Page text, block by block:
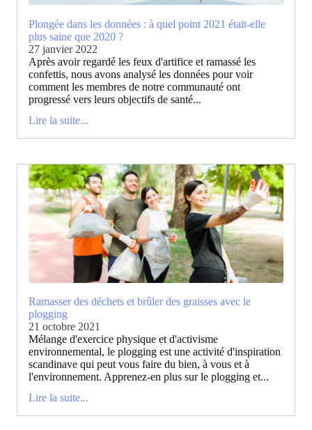
Plongée dans les données : à quel point 2021 était-elle
plus saine que 2020 ?
27 janvier 2022
Après avoir regardé les feux d'artifice et ramassé les
confettis, nous avons analysé les données pour voir
comment les membres de notre communauté ont
progressé vers leurs objectifs de santé...
Lire la suite...
Ramasser des déchets et brûler des graisses avec le
plogging
21 octobre 2021
Mélange d'exercice physique et d'activisme
environnemental, le plogging est une activité d'inspiration
scandinave qui peut vous faire du bien, à vous et à
l'environnement. Apprenez-en plus sur le plogging et...
Lire la suite...